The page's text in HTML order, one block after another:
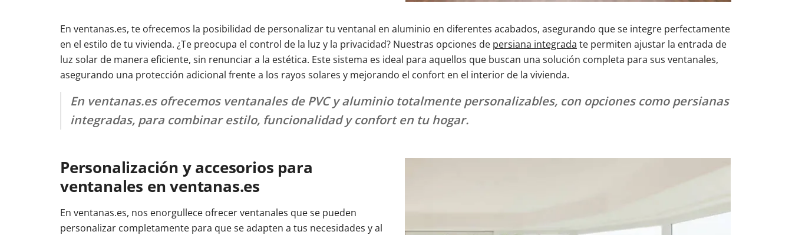
En ventanas.es, te ofrecemos la posibilidad de personalizar tu ventanal en aluminio en diferentes acabados, asegurando que se integre perfectamente
en el estilo de tu vivienda. ¿Te preocupa el control de la luz y la privacidad? Nuestras opciones de persiana integrada te permiten ajustar la entrada de
luz solar de manera eficiente, sin renunciar a la estética. Este sistema es ideal para aquellos que buscan una solución completa para sus ventanales,
asegurando una protección adicional frente a los rayos solares y mejorando el confort en el interior de la vivienda.
En ventanas.es ofrecemos ventanales de PVC y aluminio totalmente personalizables, con opciones como persianas
integradas, para combinar estilo, funcionalidad y confort en tu hogar.
Personalización y accesorios para
ventanales en ventanas.es
En ventanas.es, nos enorgullece ofrecer ventanales que se pueden
personalizar completamente para que se adapten a tus necesidades y al